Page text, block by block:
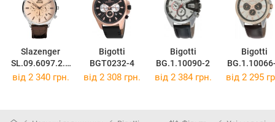
Slazenger
SL.09.6097.2.0
1
Bigotti
BGT0232-4
Bigotti
BG.1.10090-2
Bigotti
від 2 340 грн. від 2 308 грн. від 2 384 грн. від 2 295